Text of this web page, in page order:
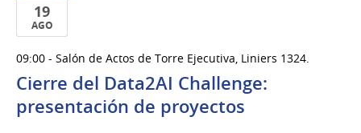
19
AGO
de
Ago
del
2026
09:00 - Salón de Actos de Torre Ejecutiva, Liniers 1324.
Cierre del Data2AI Challenge:
presentación de proyectos